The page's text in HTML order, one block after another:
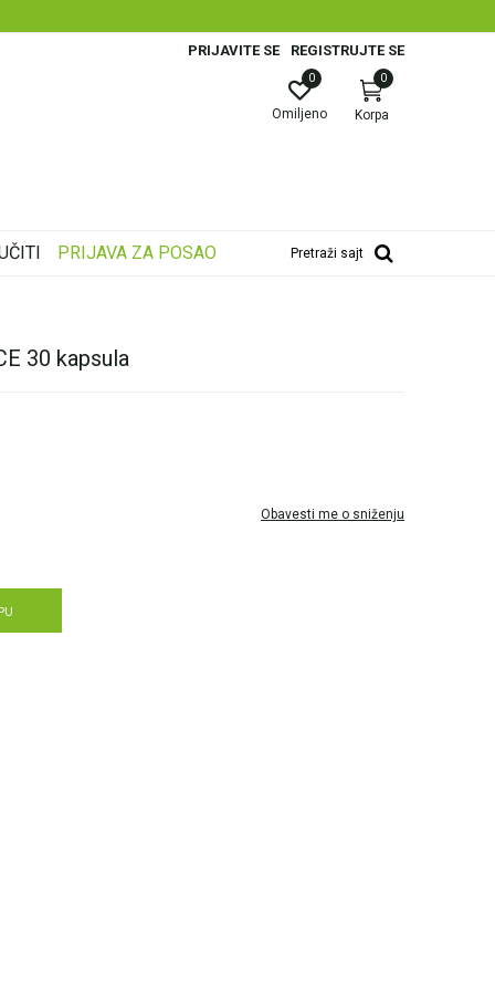
PRIJAVITE SE REGISTRUJTE SE
Korpa
0
Omiljeno
0
PRIJAVA ZA POSAO Pretraži sajt
30 kapsula
Obavesti me o sniženju